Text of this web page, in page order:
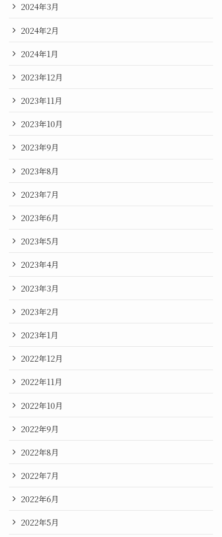
2024年3月
2024年2月
2024年1月
2023年12月
2023年11月
2023年10月
2023年9月
2023年8月
2023年7月
2023年6月
2023年5月
2023年4月
2023年3月
2023年2月
2023年1月
2022年12月
2022年11月
2022年10月
2022年9月
2022年8月
2022年7月
2022年6月
2022年5月